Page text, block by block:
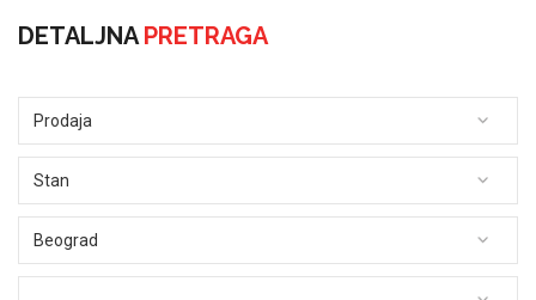
DETALJNAPRETRAGA
Prodaja
Stan
Beograd